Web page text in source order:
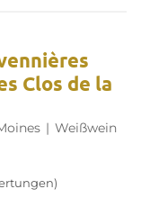
Clos de la
| Weißwein